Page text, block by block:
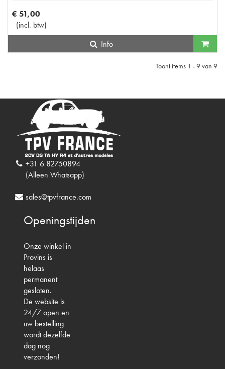
€ 51,00
(incl. btw)
Info
Toont items 1 - 9van 9
+31 6 82750894
(Alleen Whatsapp)
sales@tpvfrance.com
Openingstijden
Onze winkel in
Provins is
helaas
permanent
gesloten.
De website is
24/7 open en
uw bestelling
wordt dezelfde
dag nog
verzonden!